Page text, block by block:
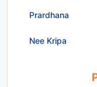
Prardhana
Nee Kripa